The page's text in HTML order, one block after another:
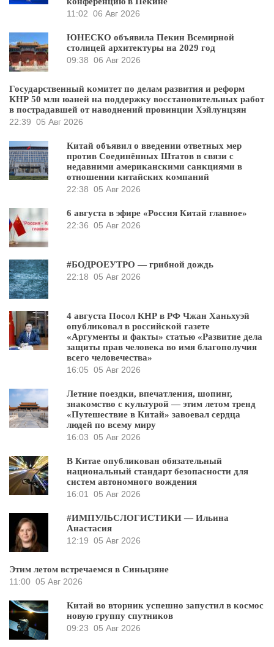
11:02 06 Авг 2026
ЮНЕСКО объявила Пекин Всемирной
столицей архитектуры на 2029 год
09:38 06 Авг 2026
Государственный комитет по делам развития и реформ
КНР 50 млн юаней на поддержку восстановительных работ
в пострадавшей от наводнений провинции Хэйлунцзян
22:39 05 Авг 2026
Китай объявил о введении ответных мер
против Соединённых Штатов в связи с
недавними американскими санкциями в
отношении китайских компаний
22:38 05 Авг 2026
6 августа в эфире «Россия Китай главное»
22:36 05 Авг 2026
#БОДРОЕУТРО — грибной дождь
22:18 05 Авг 2026
4 августа Посол КНР в РФ Чжан Ханьхуэй
опубликовал в российской газете
«Аргументы и факты» статью «Развитие дела
защиты прав человека во имя благополучия
всего человечества»
16:05 05 Авг 2026
Летние поездки, впечатления, шопинг,
знакомство с культурой — этим летом тренд
«Путешествие в Китай» завоевал сердца
людей по всему миру
16:03 05 Авг 2026
В Китае опубликован обязательный
национальный стандарт безопасности для
систем автономного вождения
16:01
05 Авг 2026
#ИМПУЛЬСЛОГИСТИКИ — Ильина
Анастасия
12:19 05 Авг 2026
Этим летом встречаемся в Синьцзяне
11:00 05 Авг 2026
Китай во вторник успешно запустил в космос
новую группу спутников
09:23 05 Авг 2026